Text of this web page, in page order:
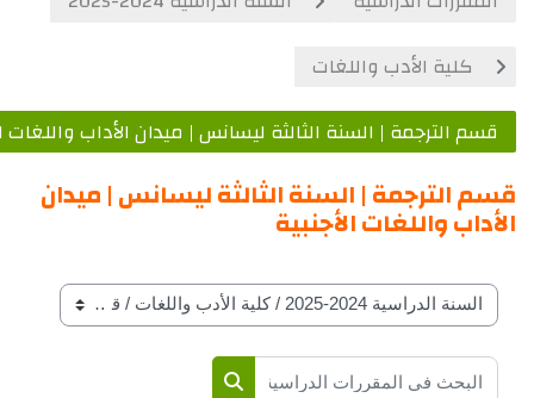
الأدب واللغات
| السنة الثالثة ليسانس | ميدان الأداب واللغات الأجنبية
| السنة الثالثة ليسانس | ميدان
واللغات الأجنبية
المقرارات حسب السنة الدراسة
في المقررات الدراسية